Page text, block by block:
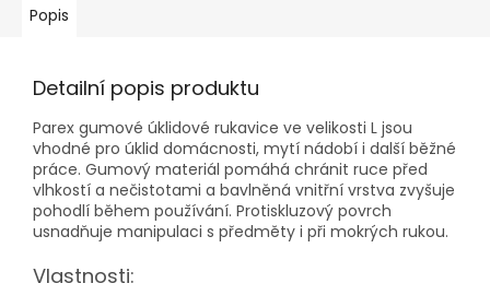
Popis
Detailní popis produktu
Parex gumové úklidové rukavice ve velikosti L jsou
vhodné pro úklid domácnosti, mytí nádobí i další běžné
práce. Gumový materiál pomáhá chránit ruce před
vlhkostí a nečistotami a bavlněná vnitřní vrstva zvyšuje
pohodlí během používání. Protiskluzový povrch
usnadňuje manipulaci s předměty i při mokrých rukou.
Vlastnosti: